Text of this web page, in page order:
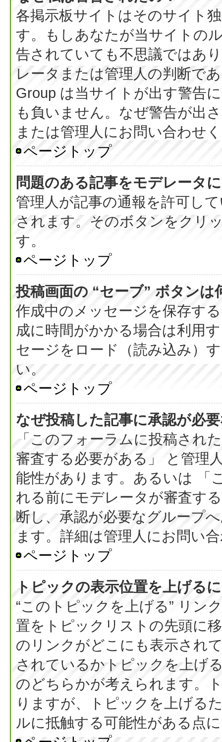
各掲示板サイトはそのサイト
す。もしあなたが当サイトの
告されていても不思議ではあ
レータまたは管理人の判断で
Group は当サイトが出す警告
も負いません。なぜ警告が出
または管理人にお問い合わせ
ページトップ
問題のある記事をモデレータ
管理人が記事の通報を許可し
されます。そのボタンをクリ
す。
ページトップ
投稿画面の “セーブ” ボタンは
作成中のメッセージを保存す
成に時間がかかる場合は利用
セージをロード（読み込み）
い。
ページトップ
なぜ投稿した記事に承認が必
「このフォーラムに投稿され
審査する必要がある」 と管理
能性があります。あるいは 「
れる前にモデレータが審査す
断し、承認が必要なグループ
ます。詳細は管理人にお問い
ページトップ
トピックの表示位置を上げる
“このトピックを上げる” リン
置をトピックリストの先頭に
のリンクがどこにも表示され
されているかトピックを上げ
のどちらかが考えられます。
りますが、トピックを上げる
ルに抵触する可能性がある点